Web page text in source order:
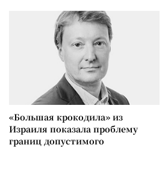
«Большая крокодила» из
Израиля показала проблему
границ допустимого